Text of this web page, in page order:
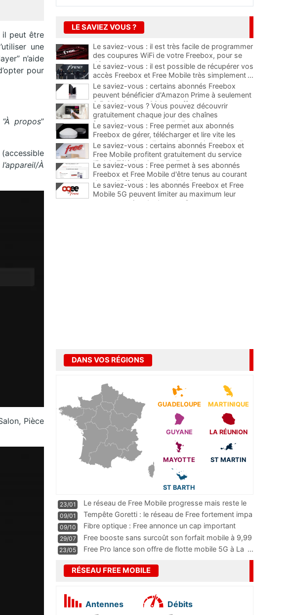
il peut être
une
n’aide
pour
“À propos”
À
Pièce
LE SAVIEZ VOUS ?
Le saviez-vous : il est très facile de programmer
des coupures WiFi de votre Freebox, pour se
déconnecter
...
Le saviez-vous : il est possible de récupérer vos
accès Freebox et Free Mobile très simplement ...
Le saviez-vous : certains abonnés Freebox
peuvent bénéficier d'Amazon Prime à seulement
3,5 €/mois avec 90 jours offerts
Le saviez-vous ? Vous pouvez découvrir
gratuitement chaque jour des chaînes
françaises payantes sur la Freebox
Le saviez-vous : Free permet aux abonnés
Freebox de gérer, télécharger et lire vite les
contenus de leur disque dur depuis leur mobile
Le saviez-vous : certains abonnés Freebox et
Free Mobile profitent gratuitement du service
“Relais Téléphonique” de Free
Le saviez-vous : Free permet à ses abonnés
Freebox et Free Mobile d'être tenus au courant
de ses "offres immanquables"
Le saviez-vous : les abonnés Freebox et Free
Mobile 5G peuvent limiter au maximum leur
consommation de data sur Oqee
DANS VOS RÉGIONS
GUADELOUPE MARTINIQUE
GUYANE LA RÉUNION
MAYOTTE ST MARTIN
ST BARTH
23/01
Le réseau de Free Mobile progresse mais reste le
m
...
09/01
Tempête Goretti : le réseau de Free fortement impa
09/10
Fibre optique : Free annonce un cap important
pass
...
29/07
Free booste sans surcoût son forfait mobile à 9,99
23/05 Free Pro lance son offre de flotte mobile 5G à La ...
RÉSEAU FREE MOBILE
Antennes Débits